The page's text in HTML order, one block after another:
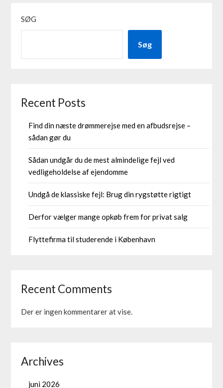
SØG
Søg
Recent Posts
Find din næste drømmerejse med en afbudsrejse –
sådan gør du
Sådan undgår du de mest almindelige fejl ved
vedligeholdelse af ejendomme
Undgå de klassiske fejl: Brug din rygstøtte rigtigt
Derfor vælger mange opkøb frem for privat salg
Flyttefirma til studerende i København
Recent Comments
Der er ingen kommentarer at vise.
Archives
juni 2026